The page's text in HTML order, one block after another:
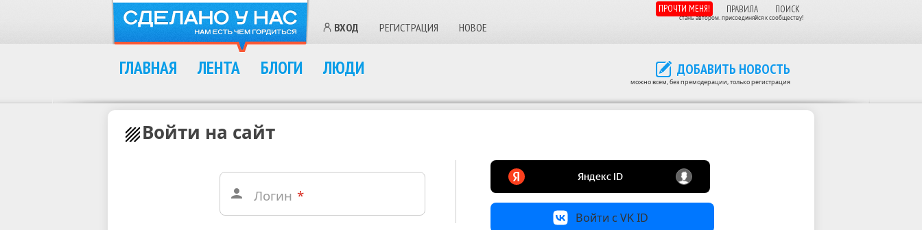
ВХОД РЕГИСТРАЦИЯ НОВОЕ
ПРОЧТИ МЕНЯ! ПРАВИЛА ПОИСК
стань автором. присоединяйся к сообществу!
ДОБАВИТЬ НОВОСТЬ
можно всем, без премодерации, только регистрация
ГЛАВНАЯ ЛЕНТА БЛОГИ ЛЮДИ
Войти на сайт
Логин *
Войти с VK ID